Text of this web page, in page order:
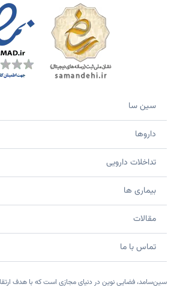
سین سا
داروها
تداخلات دارویی
بیماری ها
مقالات
تماس با ما
سین‌سامد، فضایی نوین در دنیای مجازی است که با هدف